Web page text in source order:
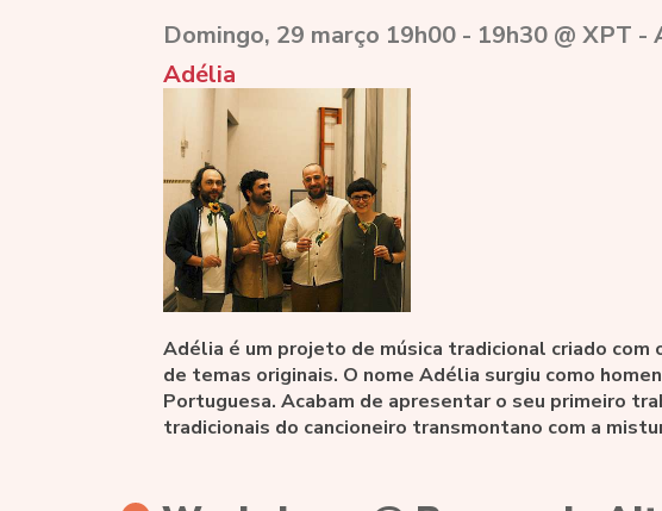
Domingo, 29 março 19h00 - 19h30 @ XPT
Adélia
Adélia é um projeto de música tradicional criado
de temas originais. O nome Adélia surgiu como
Portuguesa. Acabam de apresentar o seu primeiro
tradicionais do cancioneiro transmontano com a